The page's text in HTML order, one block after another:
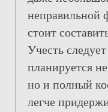
неправильной
стоит
Учесть
планируется
но и полный
легче